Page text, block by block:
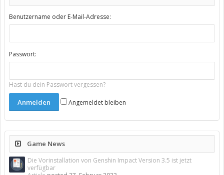
Benutzername oder E-Mail-Adresse:
Passwort:
Hast du dein Passwort vergessen?
Angemeldet bleiben
Game News
Die Vorinstallation von Genshin Impact Version 3.5 ist jetzt
verfügbar